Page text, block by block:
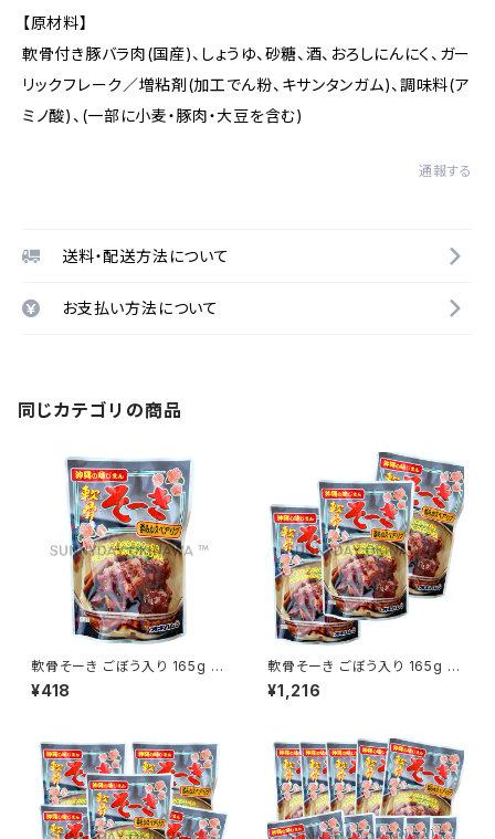
【原材料】
軟骨付き豚バラ肉(国産)、しょうゆ、砂糖、酒、おろしにんにく、ガー
リックフレーク／増粘剤(加工でん粉、キサンタンガム)、調味料(ア
ミノ酸)、(一部に小麦・豚肉・大豆を含む)
通報する
送料・配送方法について
お支払い方法について
同じカテゴリの商品
軟骨そーき ごぼう入り 165g 1
袋 オキハム
¥418
軟骨そーき ごぼう入り 165g 3
袋 オキハム
¥1,216